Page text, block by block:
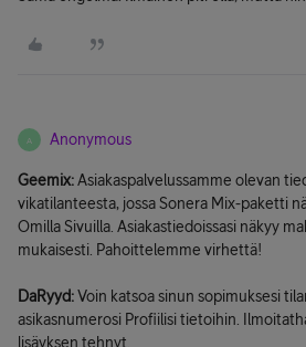
A Anonymous
Geemix:Asiakaspalvelussamme olevan
vikatilanteesta, jossa Sonera Mix-paketti
Omilla Sivuilla. Asiakastiedoissasi näkyy
mukaisesti. Pahoittelemme virhettä!
DaRyyd:Voin katsoa sinun sopimuksesi
asikasnumerosi Profiilisi tietoihin.
lisäyksen tehnyt.